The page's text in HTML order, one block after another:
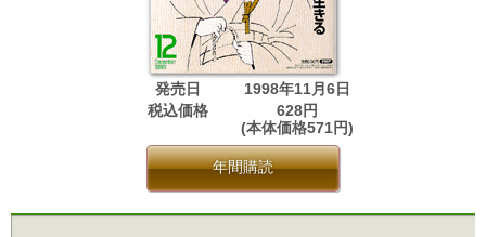
発売日
1998年11月6日
税込価格
628円
(本体価格571円)
年間購読